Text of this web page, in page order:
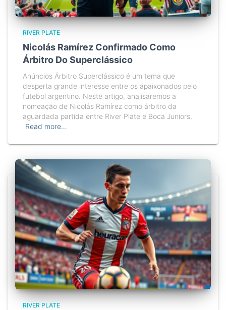
RIVER PLATE
Nicolás Ramírez Confirmado Como
Árbitro Do Superclássico
Anúncios Árbitro Superclássico é um tema que
desperta grande interesse entre os apaixonados pelo
futebol argentino. Neste artigo, analisaremos a
nomeação de Nicolás Ramírez como árbitro da
aguardada partida entre River Plate e Boca Juniors,
Read more…
RIVER PLATE